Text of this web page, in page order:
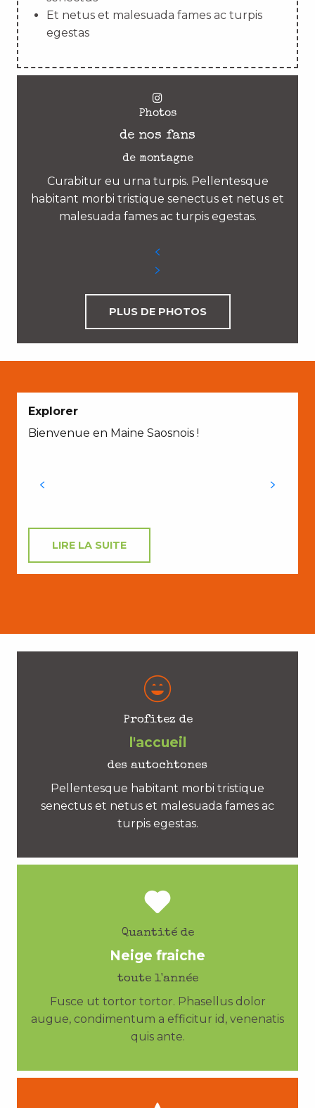
Et netus et malesuada fames ac turpis
egestas
Photos
de nos fans
de montagne
Curabitur eu urna turpis. Pellentesque
habitant morbi tristique senectus et netus et
malesuada fames ac turpis egestas.
PLUS DE PHOTOS
Explorer
Bienvenue en Maine Saosnois !
LIRE LA SUITE
Profitez de
l'accueil
des autochtones
Pellentesque habitant morbi tristique
senectus et netus et malesuada fames ac
turpis egestas.
Quantité de
Neige fraiche
toute l'année
Fusce ut tortor tortor. Phasellus dolor
augue, condimentum a efficitur id, venenatis
quis ante.